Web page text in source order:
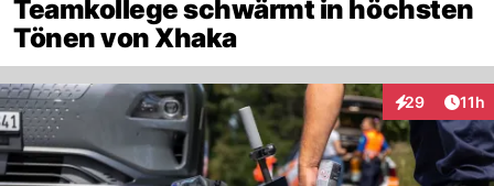
Teamkollege schwärmt in höchsten
Tönen von Xhaka
29
Interaktionen
11h